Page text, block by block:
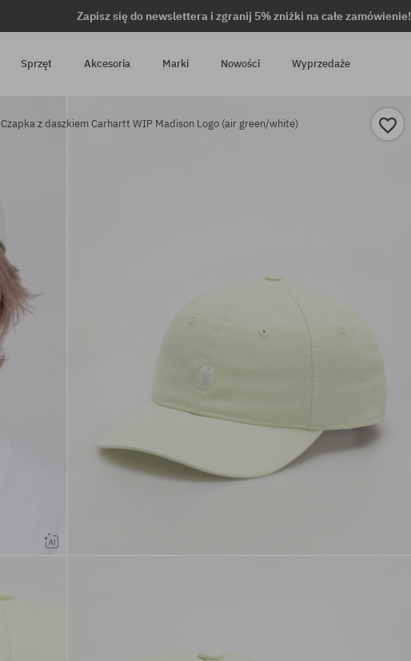
Zapisz się do newslettera i zgranij 5% zniżki na całe zamówienie!
Sprzęt Akcesoria Marki Nowości Wyprzedaże
Czapka z daszkiem Carhartt WIP Madison Logo (air green/white)